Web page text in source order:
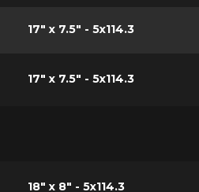
17" x 7.5" - 5x114.3
17" x 7.5" - 5x114.3
18" x 8" - 5x114.3